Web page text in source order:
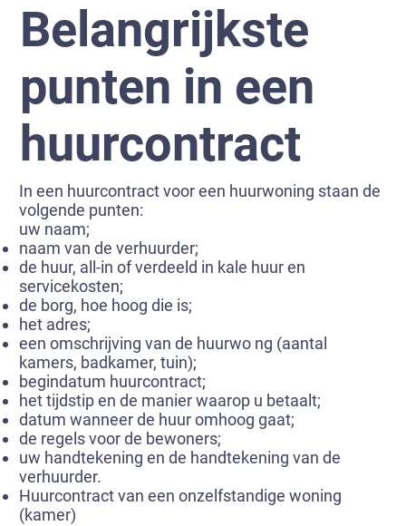
Belangrijkste
punten in een
huurcontract
In een huurcontract voor een huurwoning staan de
volgende punten:
uw naam;
naam van de verhuurder;
de huur, all-in of verdeeld in kale huur en
servicekosten;
de borg, hoe hoog die is;
het adres;
een omschrijving van de huurwo ng (aantal
kamers, badkamer, tuin);
begindatum huurcontract;
het tijdstip en de manier waarop u betaalt;
datum wanneer de huur omhoog gaat;
de regels voor de bewoners;
uw handtekening en de handtekening van de
verhuurder.
Huurcontract van een onzelfstandige woning
(kamer)